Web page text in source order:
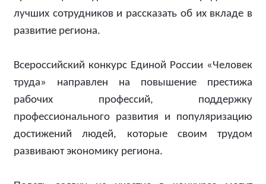
лучших сотрудников и рассказать об их вкладе в
развитие региона.
Всероссийский конкурс Единой России «Человек
труда» направлен на повышение престижа
рабочих профессий, поддержку
профессионального развития и популяризацию
достижений людей, которые своим трудом
развивают экономику региона.